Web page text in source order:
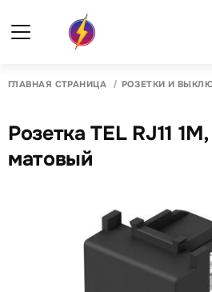
ГЛАВНАЯ СТРАНИЦА РОЗЕТКИ И
Розетка TЕL RJ11
матовый